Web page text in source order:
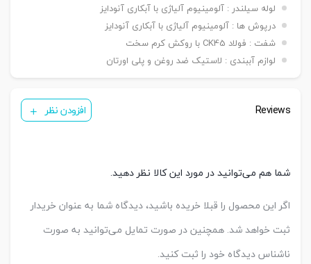
لوله سیلندر : آلومینیوم آلیاژی با آبکاری آنودایز
درپوش ها : آلومینیوم آلیاژی با آبکاری آنودایز
شفت : فولاد CK45 با روکش کرم سخت
لوازم آببندی : لاستیک ضد روغن و پلی اورتان
Reviews افزودن نظر
شما هم می‌توانید در مورد این کالا نظر دهید.
اگر این محصول را قبلا خریده باشید، دیدگاه شما به عنوان خریدار
ثبت خواهد شد. همچنین در صورت تمایل می‌توانید به صورت
ناشناس دیدگاه خود را ثبت کنید.